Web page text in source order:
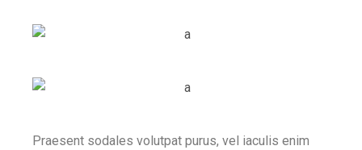
Praesent sodales volutpat purus, vel iaculis enim